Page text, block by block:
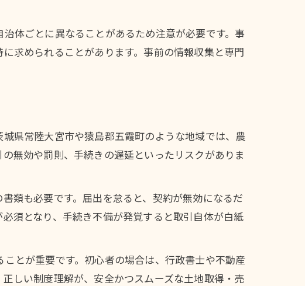
術
とめ
方
体ごとに異なることがあるため注意が必要です。事
求められることがあります。事前の情報収集と専門
県常陸大宮市や猿島郡五霞町のような地域では、農
無効や罰則、手続きの遅延といったリスクがありま
類も必要です。届出を怠ると、契約が無効になるだ
須となり、手続き不備が発覚すると取引自体が白紙
とが重要です。初心者の場合は、行政書士や不動産
しい制度理解が、安全かつスムーズな土地取得・売